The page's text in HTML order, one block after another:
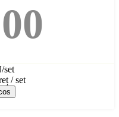
set
/ set